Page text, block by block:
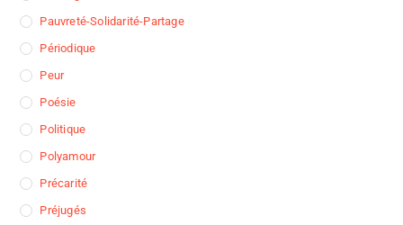
Pauvreté-Solidarité-Partage
Périodique
Peur
Poésie
Politique
Polyamour
Précarité
Préjugés